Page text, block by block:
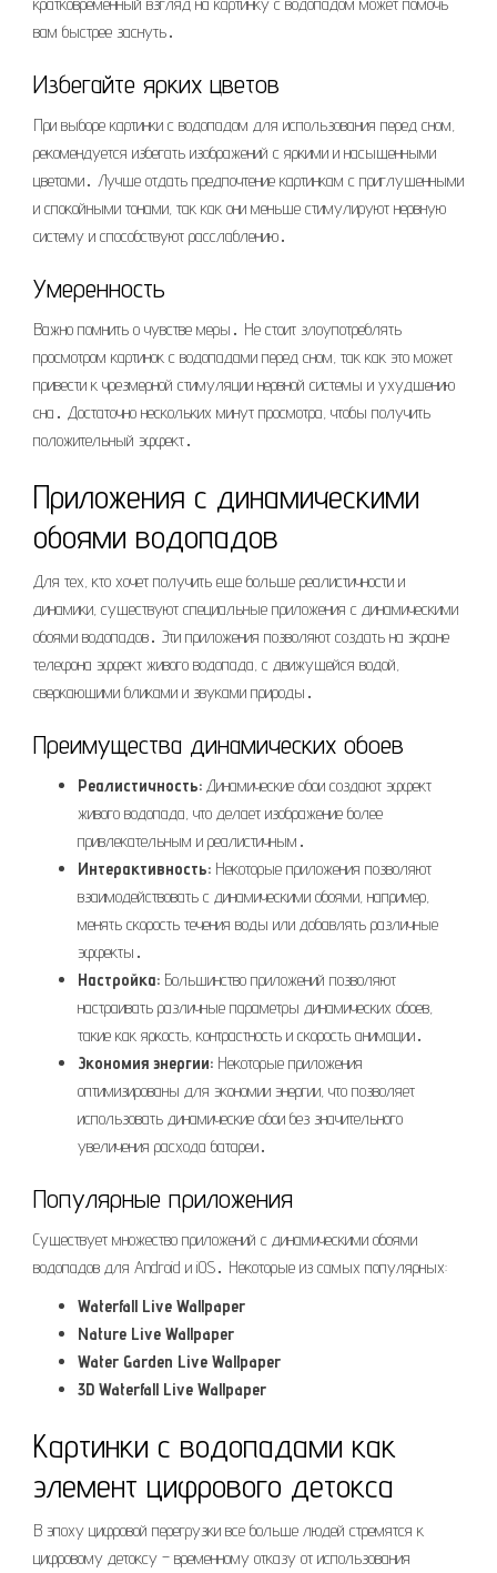
вам быстрее заснуть․
Избегайте ярких цветов
При выборе картинки с водопадом для использования перед сном,
рекомендуется избегать изображений с яркими и насыщенными
цветами․ Лучше отдать предпочтение картинкам с приглушенными
и спокойными тонами, так как они меньше стимулируют нервную
систему и способствуют расслаблению․
Умеренность
Важно помнить о чувстве меры․ Не стоит злоупотреблять
просмотром картинок с водопадами перед сном, так как это может
привести к чрезмерной стимуляции нервной системы и ухудшению
сна․ Достаточно нескольких минут просмотра, чтобы получить
положительный эффект․
Приложения с динамическими
обоями водопадов
Для тех, кто хочет получить еще больше реалистичности и
динамики, существуют специальные приложения с динамическими
обоями водопадов․ Эти приложения позволяют создать на экране
телефона эффект живого водопада, с движущейся водой,
сверкающими бликами и звуками природы․
Преимущества динамических обоев
Реалистичность: Динамические обои создают эффект
живого водопада, что делает изображение более
привлекательным и реалистичным․
Интерактивность: Некоторые приложения позволяют
взаимодействовать с динамическими обоями, например,
менять скорость течения воды или добавлять различные
эффекты․
Настройка: Большинство приложений позволяют
настраивать различные параметры динамических обоев,
такие как яркость, контрастность и скорость анимации․
Экономия энергии: Некоторые приложения
оптимизированы для экономии энергии, что позволяет
использовать динамические обои без значительного
увеличения расхода батареи․
Популярные приложения
Существует множество приложений с динамическими обоями
водопадов для Android и iOS․ Некоторые из самых популярных:
Waterfall Live Wallpaper
Nature Live Wallpaper
Water Garden Live Wallpaper
3D Waterfall Live Wallpaper
Картинки с водопадами как
элемент цифрового детокса
В эпоху цифровой перегрузки все больше людей стремятся к
цифровому детоксу – временному отказу от использования